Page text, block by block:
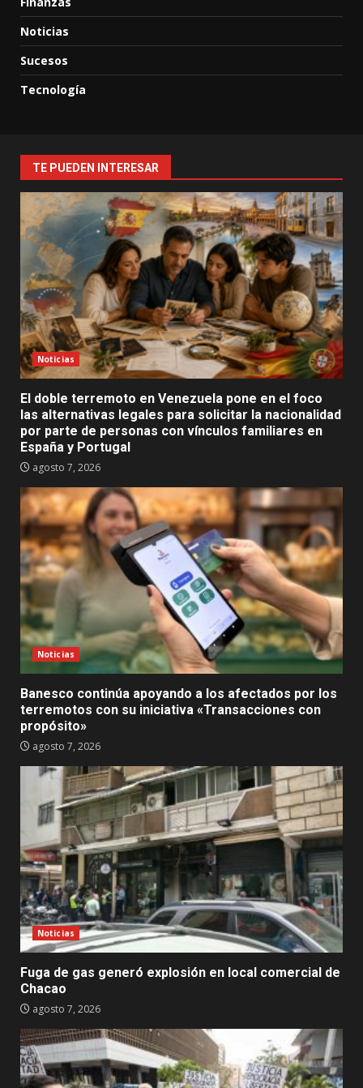
Noticias
Sucesos
Tecnología
TE PUEDEN INTERESAR
Noticias
El doble terremoto en Venezuela pone en el foco
las alternativas legales para solicitar la nacionalidad
por parte de personas con vínculos familiares en
España y Portugal
agosto 7, 2026
Noticias
Banesco continúa apoyando a los afectados por los
terremotos con su iniciativa «Transacciones con
propósito»
agosto 7, 2026
Noticias
Fuga de gas generó explosión en local comercial de
Chacao
agosto 7, 2026